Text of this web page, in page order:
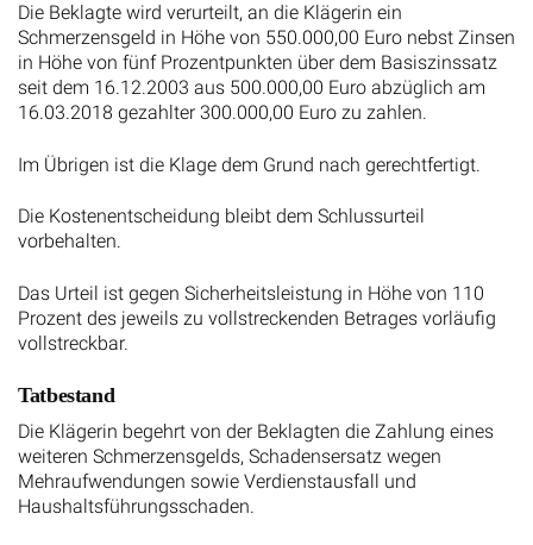
Die Beklagte wird verurteilt, an die Klägerin ein
Schmerzensgeld in Höhe von 550.000,00 Euro nebst Zinsen
in Höhe von fünf Prozentpunkten über dem Basiszinssatz
seit dem 16.12.2003 aus 500.000,00 Euro abzüglich am
16.03.2018 gezahlter 300.000,00 Euro zu zahlen.
Im Übrigen ist die Klage dem Grund nach gerechtfertigt.
Die Kostenentscheidung bleibt dem Schlussurteil
vorbehalten.
Das Urteil ist gegen Sicherheitsleistung in Höhe von 110
Prozent des jeweils zu vollstreckenden Betrages vorläufig
vollstreckbar.
Tatbestand
Die Klägerin begehrt von der Beklagten die Zahlung eines
weiteren Schmerzensgelds, Schadensersatz wegen
Mehraufwendungen sowie Verdienstausfall und
Haushaltsführungsschaden.